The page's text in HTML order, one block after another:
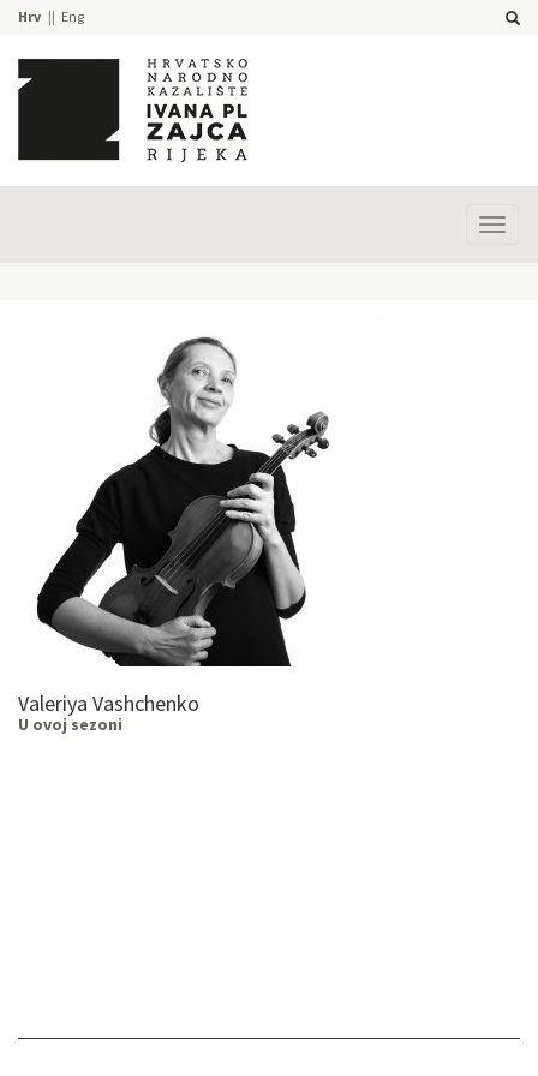
Hrv Eng
Valeriya Vashchenko
U ovoj sezoni